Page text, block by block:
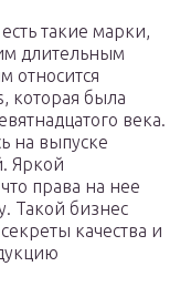
такие марки,
длительным
относится
которая была
века.
на выпуске
Яркой
права на нее
Такой бизнес
качества и